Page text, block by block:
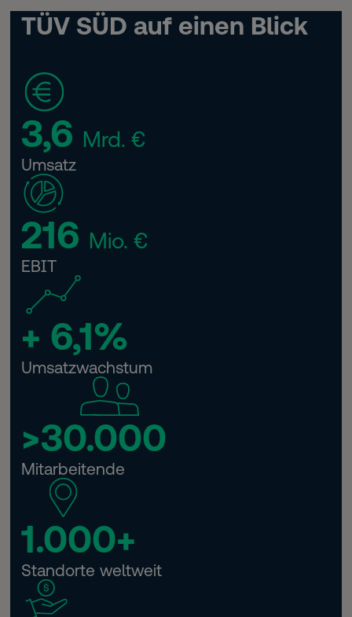
TÜV SÜD auf einen Blick
3,6 Mrd. €
Umsatz
216 Mio. €
EBIT
+ 6,1%
Umsatzwachstum
>30.000
Mitarbeitende
1.000+
Standorte weltweit